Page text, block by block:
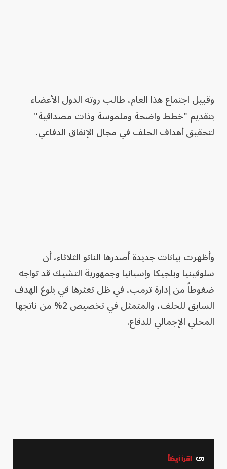
وقبيل اجتماع هذا العام، طالب روته الدول الأعضاء
بتقديم "خطط واضحة وملموسة وذات مصداقية"
لتحقيق أهداف الحلف في مجال الإنفاق الدفاعي.
وأظهرت بيانات جديدة أصدرها الناتو الثلاثاء، أن
سلوفينيا وبلجيكا وإسبانيا وجمهورية التشيك قد تواجه
ضغوطاً من إدارة ترمب، في ظل تعثرها في بلوغ الهدف
السابق للحلف، والمتمثل في تخصيص 2% من ناتجها
المحلي الإجمالي للدفاع.
اقرأ أيضاً